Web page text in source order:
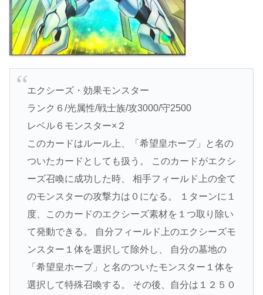
エクシーズ・効果モンスター
ランク６/光属性/戦士族/攻3000/守2500
レベル６モンスター×２
このカードはルール上、「希望皇ホープ」と名の
ついたカードとしても扱う。 このカードがエクシ
ーズ召喚に成功した時、 相手フィールド上の全て
のモンスターの攻撃力は０になる。 １ターンに１
度、このカードのエクシーズ素材を１つ取り除い
て発動できる。 自分フィールド上のエクシーズモ
ンスター１体を選択して除外し、 自分の墓地の
「希望皇ホープ」と名のついたモンスター１体を
選択して特殊召喚する。 その後、自分は１２５０